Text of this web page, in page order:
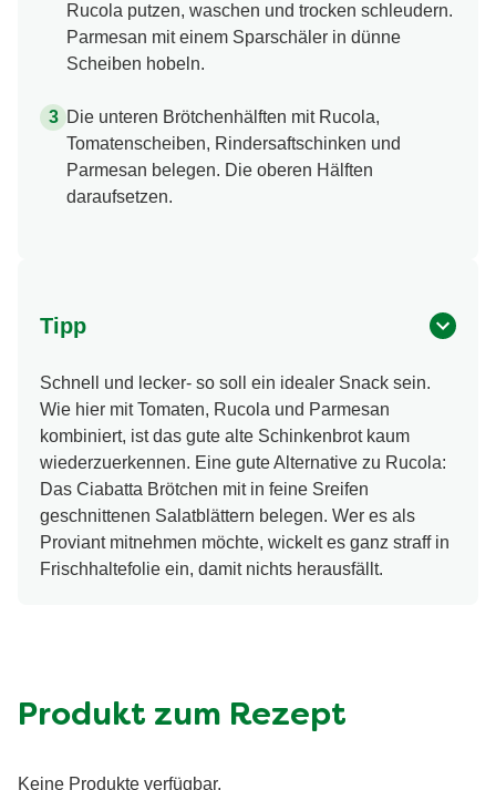
Rucola putzen, waschen und trocken schleudern.
Parmesan mit einem Sparschäler in dünne
Scheiben hobeln.
Die unteren Brötchenhälften mit Rucola,
Tomatenscheiben, Rindersaftschinken und
Parmesan belegen. Die oberen Hälften
daraufsetzen.
Tipp
Schnell und lecker- so soll ein idealer Snack sein.
Wie hier mit Tomaten, Rucola und Parmesan
kombiniert, ist das gute alte Schinkenbrot kaum
wiederzuerkennen. Eine gute Alternative zu Rucola:
Das Ciabatta Brötchen mit in feine Sreifen
geschnittenen Salatblättern belegen. Wer es als
Proviant mitnehmen möchte, wickelt es ganz straff in
Frischhaltefolie ein, damit nichts herausfällt.
Produkt zum Rezept
Keine Produkte verfügbar.